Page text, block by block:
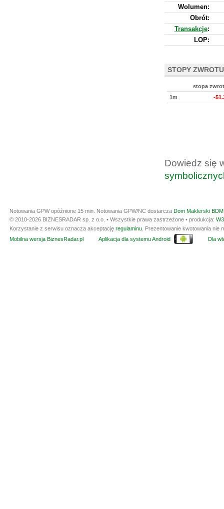
Wolumen:
Obrót:
Transakcje:
LOP:
STOPY ZWROTU
stopa
1m
-
Dowiedz się
Notowania GPW opóźnione 15 min. Notowania GPW/NC dostarcza Dom Maklerski
© 2010-2026 BIZNESRADAR sp. z o.o. • Wszystkie prawa zastrzeżone • produkcja:
Korzystanie z serwisu oznacza akceptację regulaminu . Prezentowanie kwotowania
Mobilna wersja BiznesRadar.pl
Aplikacja dla systemu Android Dla